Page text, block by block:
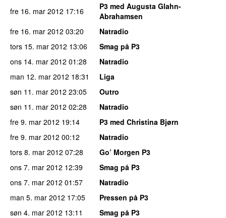
fre 16. mar 2012 17:16
P3 med Augusta Glahn-
Abrahamsen
fre 16. mar 2012 03:20
Natradio
tors 15. mar 2012 13:06
Smag på P3
ons 14. mar 2012 01:28
Natradio
man 12. mar 2012 18:31
Liga
søn 11. mar 2012 23:05
Outro
søn 11. mar 2012 02:28
Natradio
fre 9. mar 2012 19:14
P3 med Christina Bjørn
fre 9. mar 2012 00:12
Natradio
tors 8. mar 2012 07:28
Go’ Morgen P3
ons 7. mar 2012 12:39
Smag på P3
ons 7. mar 2012 01:57
Natradio
man 5. mar 2012 17:05
Pressen på P3
søn 4. mar 2012 13:11
Smag på P3